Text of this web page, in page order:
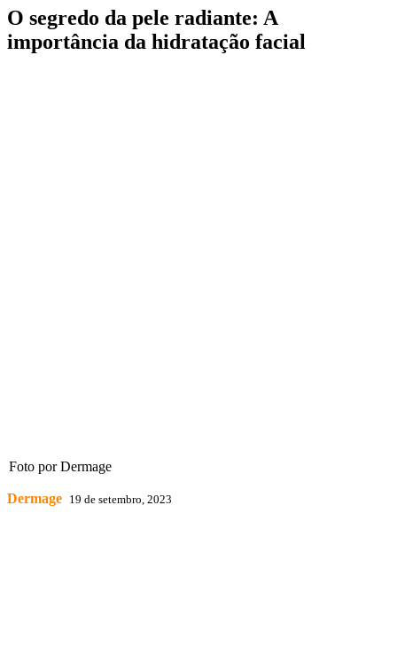
O segredo da pele radiante: A
importância da hidratação facial
Foto por Dermage
Dermage 19 de setembro, 2023